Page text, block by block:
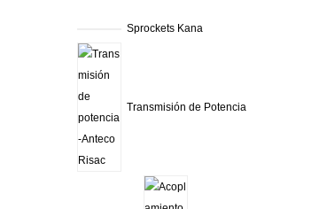
Sprockets Kana
Transmisión de Potencia